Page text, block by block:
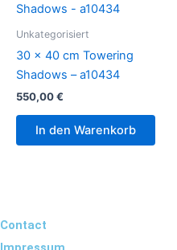
Unkategorisiert
30 x 40 cm Towering
Shadows – a10434
550,00€
In den Warenkorb
Contact